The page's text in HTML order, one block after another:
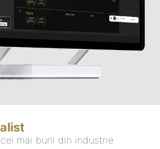
mai buni din industrie